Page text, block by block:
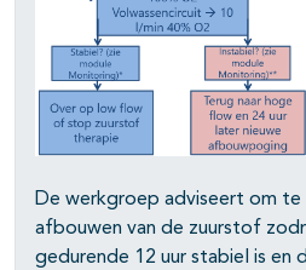
De werkgroep adviseert om
afbouwen van de zuurstof
gedurende 12 uur stabiel is en